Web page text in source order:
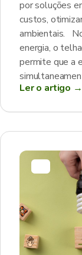
por soluções
custos,
ambientais.
energia, o
permite que a
Ler o artigo →